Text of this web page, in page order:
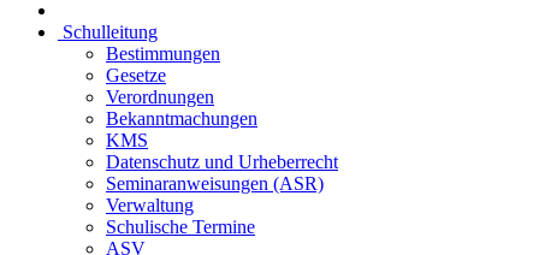
Schulleitung
Bestimmungen
Gesetze
Verordnungen
Bekanntmachungen
KMS
Datenschutz und Urheberrecht
Seminaranweisungen (ASR)
Verwaltung
Schulische Termine
ASV